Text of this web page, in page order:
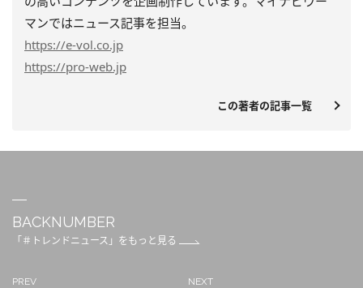
マンではニュース記事を担当。
https://e-vol.co.jp
https://pro-web.jp
この著者の記事一覧
BACKNUMBER
「＃トレンドニュース」をもっと見る
PREV NEXT